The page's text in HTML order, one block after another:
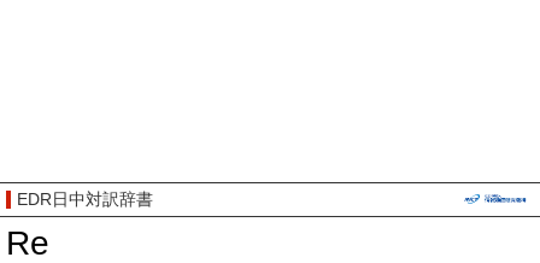
EDR日中対訳辞書
Re